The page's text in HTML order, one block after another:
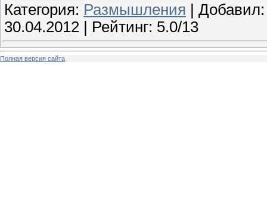
Категория: Размышления |
30.04.2012 | Рейтинг: 5.0/13
Полная версия сайта